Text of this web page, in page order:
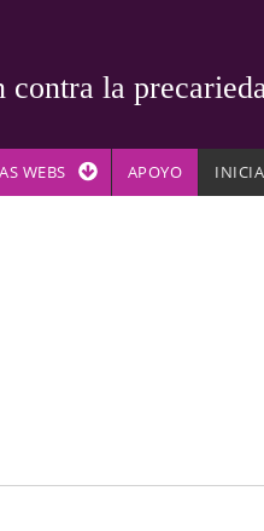
contra la
WEBS APOYO